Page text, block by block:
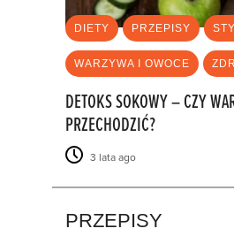
DIETY PRZEPISY
WARZYWA I OWOCE
DETOKS SOKOWY – CZY
PRZECHODZIĆ?
3 lata ago
PRZEPISY